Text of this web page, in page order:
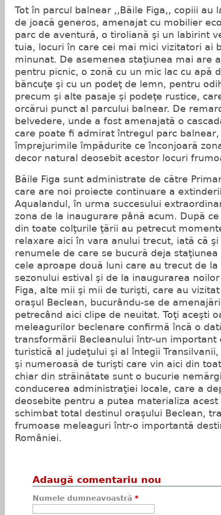
Tot în parcul balnear ,,Băile Figa,, copiii au
de joacă generos, amenajat cu mobilier
parc de aventură, o tiroliană şi un labirint
tuia, locuri în care cei mai mici vizitatori ai
minunat. De asemenea staţiunea mai are
pentru picnic, o zonă cu un mic lac cu apă
băncuţe şi cu un podeţ de lemn, pentru
precum şi alte pasaje şi podeţe rustice,
orcărui punct al parcului balnear. De
belvedere, unde a fost amenajată o
care poate fi admirat întregul parc
împrejurimile împădurite ce înconjoară
decor natural deosebit acestor locuri
Băile Figa sunt administrate de către
care are noi proiecte continuare a
Aqualandul, în urma succesului
zona de la inaugurare până acum. După
din toate colţurile ţării au petrecut
relaxare aici în vara anului trecut, iată că
renumele de care se bucură deja staţiunea
cele aproape două luni care au trecut de la
sezonului estival şi de la inaugurarea
Figa, alte mii şi mii de turişti, care au
oraşul Beclean, bucurându-se de
petrecând aici clipe de neuitat. Toţi aceşti
meleagurilor beclenare confirmă încă o
transformării Becleanului într-un important
turistică al judeţului şi al întegii
şi numeroasă de turişti care vin aici din
chiar din străinătate sunt o bucurie
conducerea administraţiei locale, care a
deosebite pentru a putea materializa
schimbat total destinul oraşului Beclean,
frumoase meleaguri într-o importantă
României.
Adaugă comentariu nou
Numele dumneavoastră *